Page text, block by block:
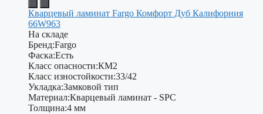
Кварцевый ламинат Fargo Комфорт Дуб Калифорния
66W963
На складе
Бренд:Fargo
Фаска:Есть
Класс опасности:КМ2
Класс изностойкости:33/42
Укладка:Замковой тип
Материал:Кварцевый ламинат - SPC
Толщина:4 мм